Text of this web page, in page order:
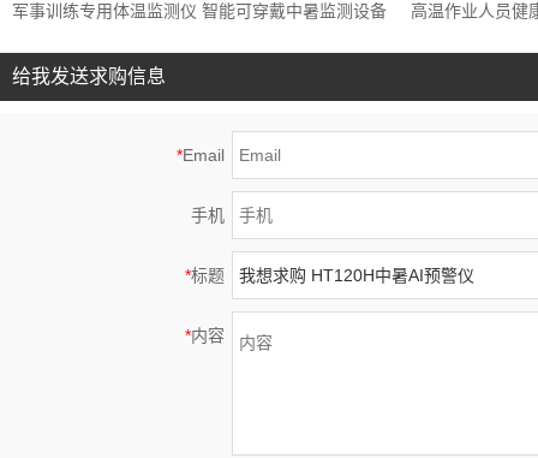
军事训练专用体温监测仪 智能可穿戴中暑监测设备
高温作业人员健
给我发送求购信息
*Email
手机
*标题
*内容